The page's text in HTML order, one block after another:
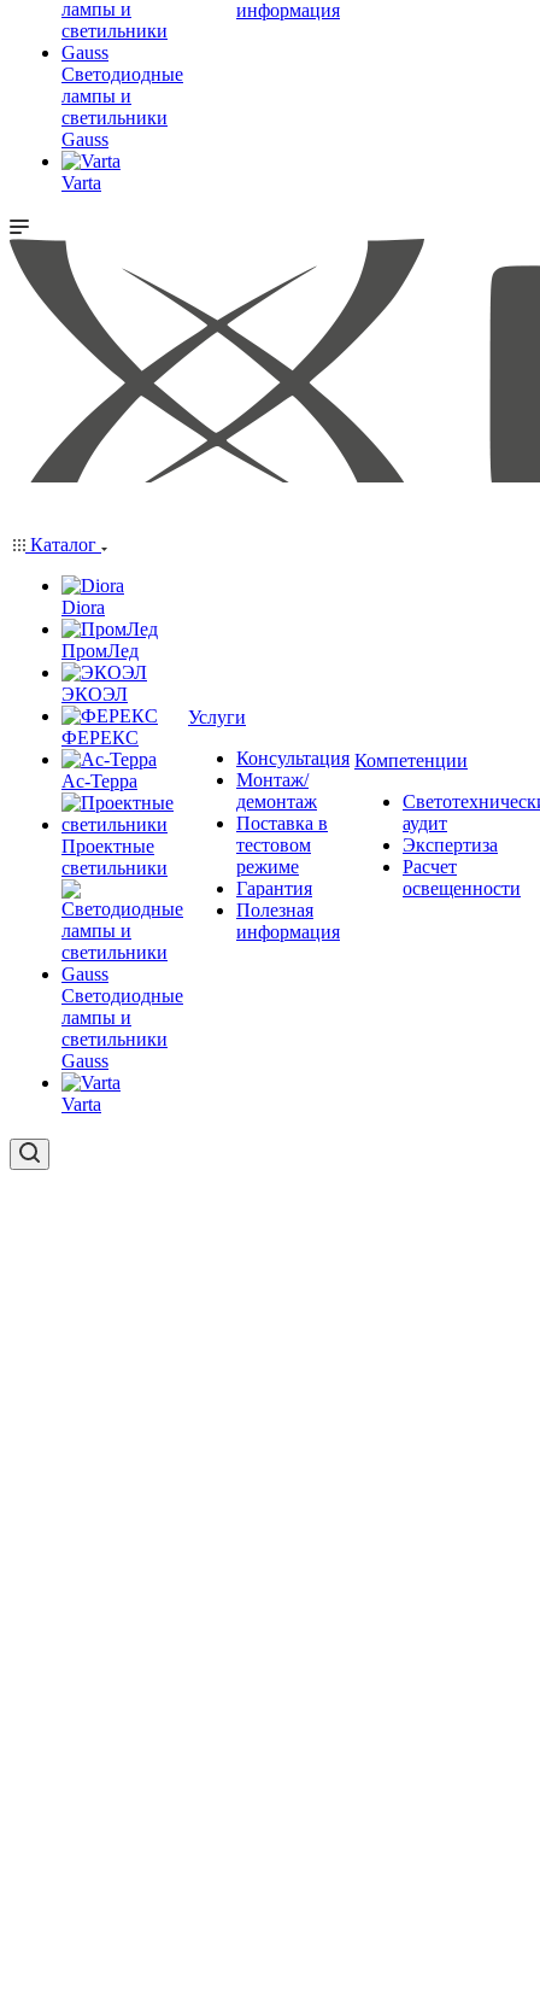
Светодиодные
лампы и
светильники
Gauss
Varta
информация
Каталог
Diora
ПромЛед
ЭКОЭЛ
ФЕРЕКС
Ас-Терра
Проектные
светильники
Светодиодные
лампы и
светильники
Gauss
Varta
Услуги
Консультация
Монтаж/
демонтаж
Поставка в
тестовом
режиме
Гарантия
Полезная
информация
Компетенции
аудит
Экспертиза
Расчет
освещенности